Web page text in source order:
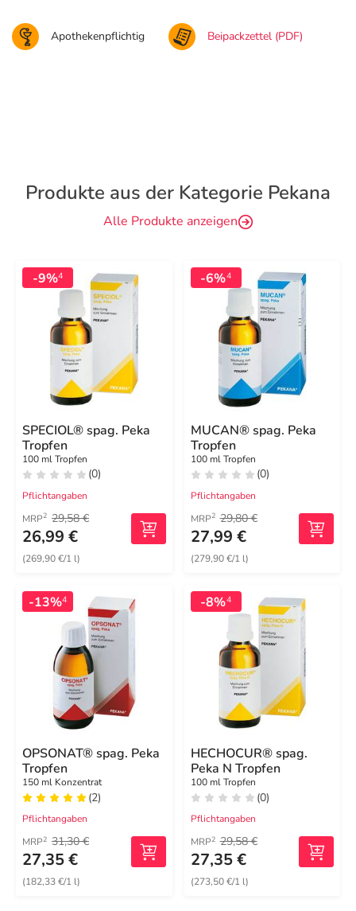
Apothekenpflichtig Beipackzettel (PDF)
Produkte aus der Kategorie Pekana
Alle Produkte anzeigen
-9%4
SPECIOL® spag. Peka
Tropfen
100 ml Tropfen
(0)
Pflichtangaben
MRP2 29,58 €
26,99 €
(269,90 €/1 l)
-6%4
MUCAN® spag. Peka
Tropfen
100 ml Tropfen
(0)
Pflichtangaben
MRP2 29,80 €
27,99 €
(279,90 €/1 l)
-13%4
OPSONAT® spag. Peka
Tropfen
150 ml Konzentrat
(2)
Pflichtangaben
MRP2 31,30 €
27,35 €
(182,33 €/1 l)
-8%4
HECHOCUR® spag.
Peka N Tropfen
100 ml Tropfen
(0)
Pflichtangaben
MRP2 29,58 €
27,35 €
(273,50 €/1 l)